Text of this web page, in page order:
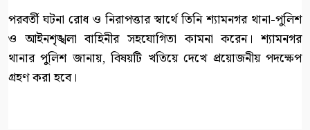
পরবর্তী ঘটনা রোধ ও নিরাপত্তার স্বার্থে তিনি শ্যামনগর থানা-পুলিশ
ও আইনশৃঙ্খলা বাহিনীর সহযোগিতা কামনা করেন। শ্যামনগর
থানার পুলিশ জানায়, বিষয়টি খতিয়ে দেখে প্রয়োজনীয় পদক্ষেপ
গ্রহণ করা হবে।